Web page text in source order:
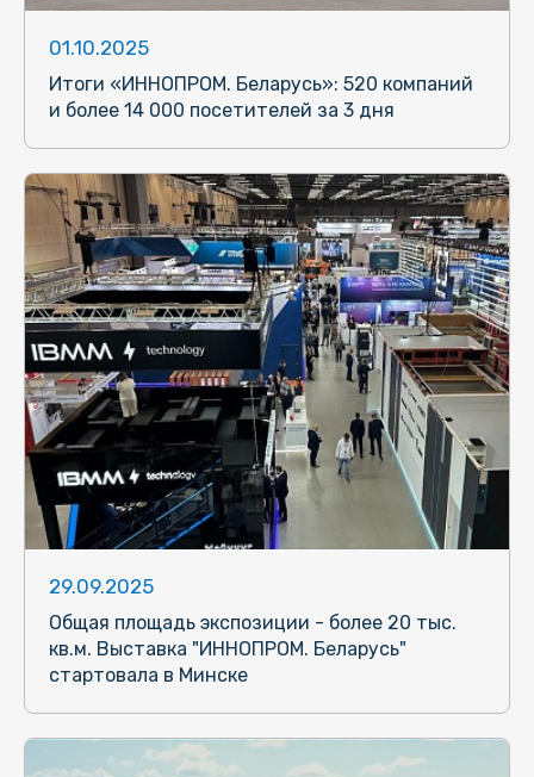
01.10.2025
Итоги «ИННОПРОМ. Беларусь»: 520 компаний
и более 14 000 посетителей за 3 дня
29.09.2025
Общая площадь экспозиции - более 20 тыс.
кв.м. Выставка "ИННОПРОМ. Беларусь"
стартовала в Минске